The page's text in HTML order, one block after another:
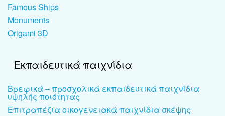
Famous Ships
Monuments
Origami 3D
Εκπαιδευτικά παιχνίδια
Βρεφικά – προσχολικά εκπαιδευτικά παιχνίδια
υψηλής ποιότητας
Επιτραπέζια οικογενειακά παιχνίδια σκέψης